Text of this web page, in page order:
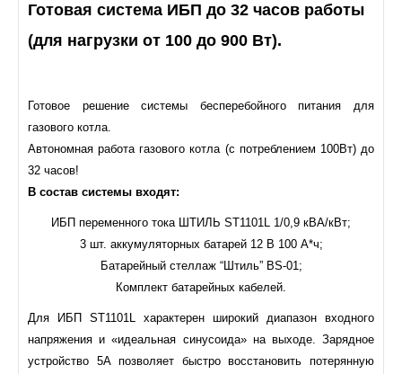
Готовая система ИБП до 32 часов работы
(для нагрузки от 100 до 900 Вт).
Готовое решение системы бесперебойного питания для
газового котла.
Автономная работа газового котла (с потреблением 100Вт) до
32 часов!
В состав системы входят:
ИБП переменного тока ШТИЛЬ ST1101L 1/0,9 кВА/кВт;
3 шт. аккумуляторных батарей 12 В 100 А*ч;
Батарейный стеллаж “Штиль” BS-01;
Комплект батарейных кабелей.
Для ИБП ST1101L характерен широкий диапазон входного
напряжения и «идеальная синусоида» на выходе. Зарядное
устройство 5А позволяет быстро восстановить потерянную